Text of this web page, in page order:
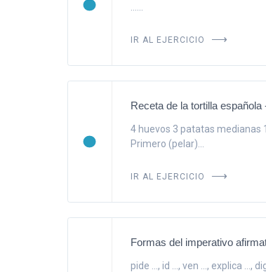
IR AL EJERCICIO
Receta de la tortilla
4 huevos 3 patatas medianas
Primero (pelar)...
IR AL EJERCICIO
Formas del imperativo
pide ..., id ..., ven ..., explica ...,